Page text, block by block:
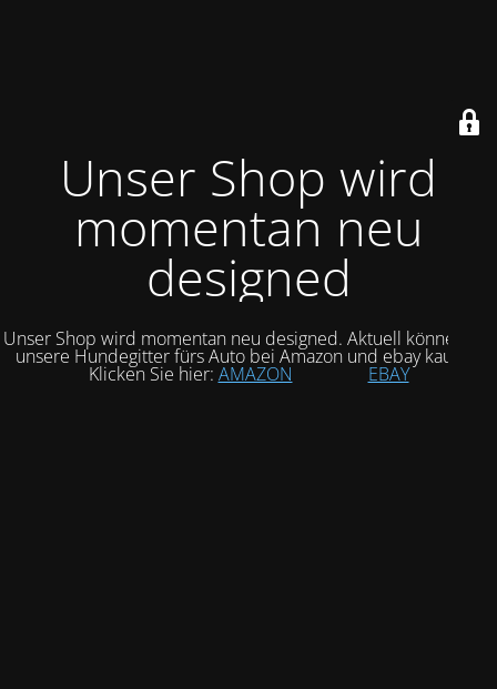
Unser Shop wird
momentan neu
designed
Unser Shop wird momentan neu designed. Aktuell können Sie
unsere Hundegitter fürs Auto bei Amazon und ebay kaufen.
Klicken Sie hier: AMAZON EBAY